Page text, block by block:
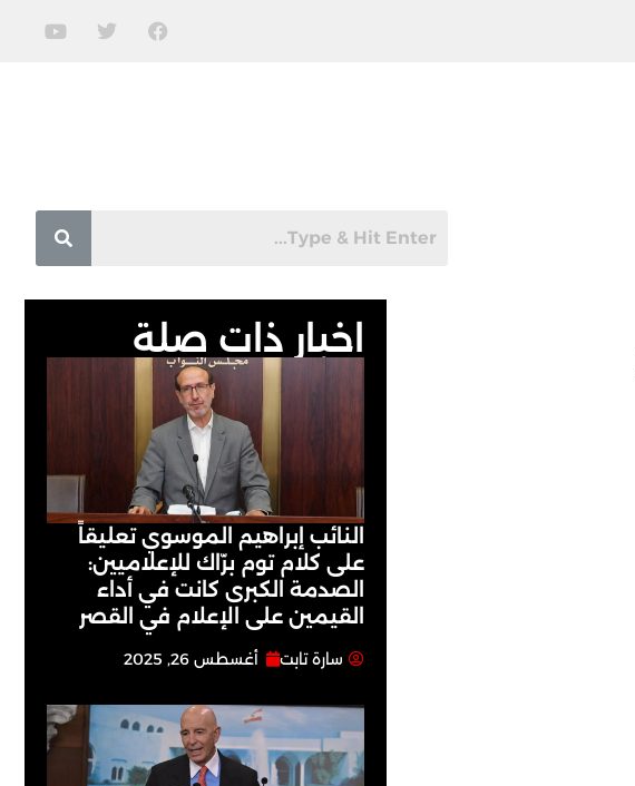
اخبار ذات صلة
النائب إبراهيم الموسوي تعليقاً
على كلام توم برّاك للإعلاميين:
الصدمة الكبرى كانت في أداء
القيمين على ‏الإعلام في القصر
سارة تابت أغسطس 26, 2025